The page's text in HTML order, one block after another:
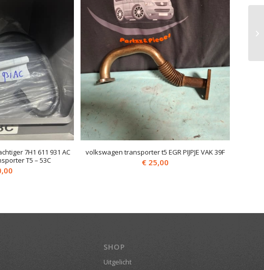
7H1 611 931 AC
T5 – 53C
volkswagen transporter t5 EGR PIJPJE VAK 39F
€25,00
SHOP
Uitgelicht